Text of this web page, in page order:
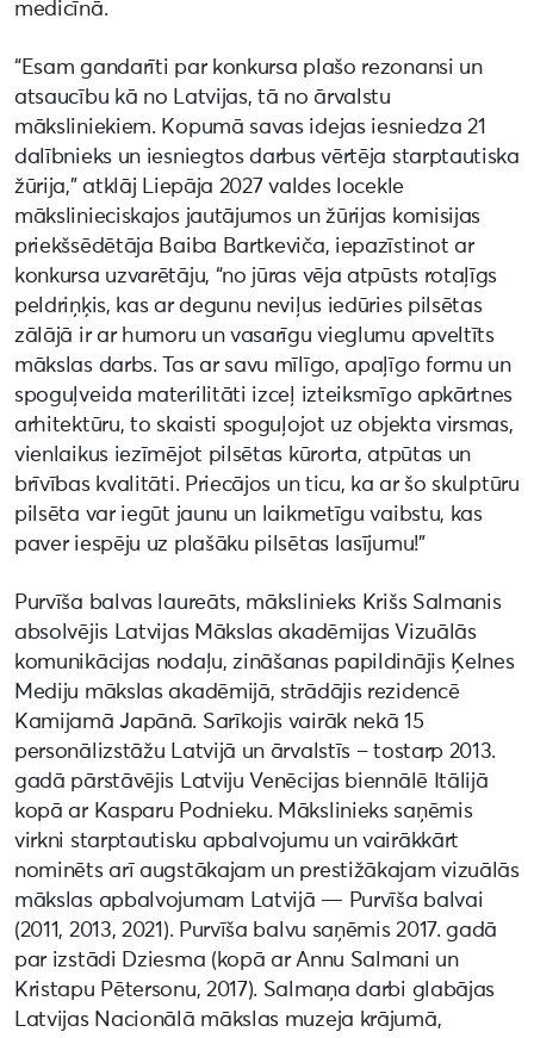
medicīnā.
“Esam gandarīti par konkursa plašo rezonansi un
atsaucību kā no Latvijas, tā no ārvalstu
māksliniekiem. Kopumā savas idejas iesniedza 21
dalībnieks un iesniegtos darbus vērtēja starptautiska
žūrija,” atklāj Liepāja 2027 valdes locekle
mākslinieciskajos jautājumos un žūrijas komisijas
priekšsēdētāja Baiba Bartkeviča, iepazīstinot ar
konkursa uzvarētāju, “no jūras vēja atpūsts rotaļīgs
peldriņķis, kas ar degunu neviļus iedūries pilsētas
zālājā ir ar humoru un vasarīgu vieglumu apveltīts
mākslas darbs. Tas ar savu mīlīgo, apaļīgo formu un
spoguļveida materilitāti izceļ izteiksmīgo apkārtnes
arhitektūru, to skaisti spoguļojot uz objekta virsmas,
vienlaikus iezīmējot pilsētas kūrorta, atpūtas un
brīvības kvalitāti. Priecājos un ticu, ka ar šo skulptūru
pilsēta var iegūt jaunu un laikmetīgu vaibstu, kas
paver iespēju uz plašāku pilsētas lasījumu!”
Purvīša balvas laureāts, mākslinieks Krišs Salmanis
absolvējis Latvijas Mākslas akadēmijas Vizuālās
komunikācijas nodaļu, zināšanas papildinājis Ķelnes
Mediju mākslas akadēmijā, strādājis rezidencē
Kamijamā Japānā. Sarīkojis vairāk nekā 15
personālizstāžu Latvijā un ārvalstīs – tostarp 2013.
gadā pārstāvējis Latviju Venēcijas biennālē Itālijā
kopā ar Kasparu Podnieku. Mākslinieks saņēmis
virkni starptautisku apbalvojumu un vairākkārt
nominēts arī augstākajam un prestižākajam vizuālās
mākslas apbalvojumam Latvijā — Purvīša balvai
(2011, 2013, 2021). Purvīša balvu saņēmis 2017. gadā
par izstādi Dziesma (kopā ar Annu Salmani un
Kristapu Pētersonu, 2017). Salmaņa darbi glabājas
Latvijas Nacionālā mākslas muzeja krājumā,